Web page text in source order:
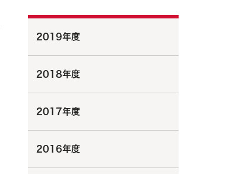
2019年度
2018年度
2017年度
2016年度